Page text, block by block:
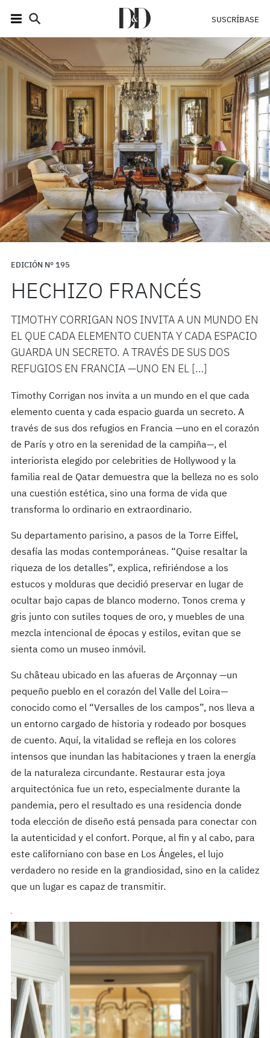
SUSCRÍBASE
EDICIÓN N° 195
HECHIZO FRANCÉS
TIMOTHY CORRIGAN NOS INVITA A UN MUNDO EN
EL QUE CADA ELEMENTO CUENTA Y CADA ESPACIO
GUARDA UN SECRETO. A TRAVÉS DE SUS DOS
REFUGIOS EN FRANCIA —UNO EN EL […]
Timothy Corrigan nos invita a un mundo en el que cada
elemento cuenta y cada espacio guarda un secreto. A
través de sus dos refugios en Francia —uno en el corazón
de París y otro en la serenidad de la campiña—, el
interiorista elegido por celebrities de Hollywood y la
familia real de Qatar demuestra que la belleza no es solo
una cuestión estética, sino una forma de vida que
transforma lo ordinario en extraordinario.
Su departamento parisino, a pasos de la Torre Eiffel,
desafía las modas contemporáneas. “Quise resaltar la
riqueza de los detalles”, explica, refiriéndose a los
estucos y molduras que decidió preservar en lugar de
ocultar bajo capas de blanco moderno. Tonos crema y
gris junto con sutiles toques de oro, y muebles de una
mezcla intencional de épocas y estilos, evitan que se
sienta como un museo inmóvil.
Su château ubicado en las afueras de Arçonnay —un
pequeño pueblo en el corazón del Valle del Loira—
conocido como el “Versalles de los campos”, nos lleva a
un entorno cargado de historia y rodeado por bosques
de cuento. Aquí, la vitalidad se refleja en los colores
intensos que inundan las habitaciones y traen la energía
de la naturaleza circundante. Restaurar esta joya
arquitectónica fue un reto, especialmente durante la
pandemia, pero el resultado es una residencia donde
toda elección de diseño está pensada para conectar con
la autenticidad y el confort. Porque, al fin y al cabo, para
este californiano con base en Los Ángeles, el lujo
verdadero no reside en la grandiosidad, sino en la calidez
que un lugar es capaz de transmitir​.